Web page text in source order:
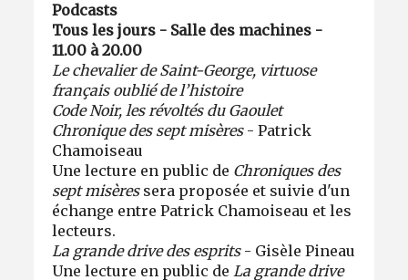
Podcasts
Tous les jours - Salle des machines -
11.00 à 20.00
Le chevalier de Saint-George, virtuose
français oublié de l’histoire
Code Noir, les révoltés du Gaoulet
Chronique des sept misères- Patrick
Chamoiseau
Une lecture en public de Chroniques des
sept misèressera proposée et suivie d'un
échange entre Patrick Chamoiseau et les
lecteurs.
La grande drive des esprits- Gisèle Pineau
Une lecture en public deLa grande drive